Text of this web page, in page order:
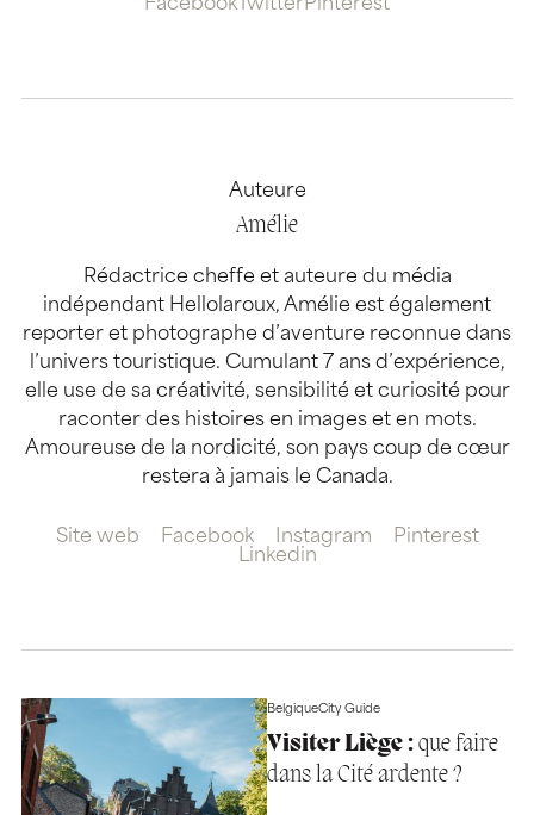
Facebook TwitterPinterest
Auteure
Amélie
Rédactrice cheffe et auteure du média
indépendant Hellolaroux, Amélie est également
reporter et photographe d’aventure reconnue dans
l’univers touristique. Cumulant 7 ans d’expérience,
elle use de sa créativité, sensibilité et curiosité pour
raconter des histoires en images et en mots.
Amoureuse de la nordicité, son pays coup de cœur
restera à jamais le Canada.
Site web Facebook Instagram
Pinterest
Linkedin
BelgiqueCity Guide
Visiter Liège :que faire
dans la Cité ardente ?